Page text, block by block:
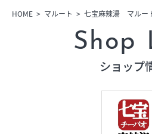
ショップリ
プロフィール
フロアガイ
ショップリ
HOME マルート 七宝麻辣湯 マルー
Shop
ショップ